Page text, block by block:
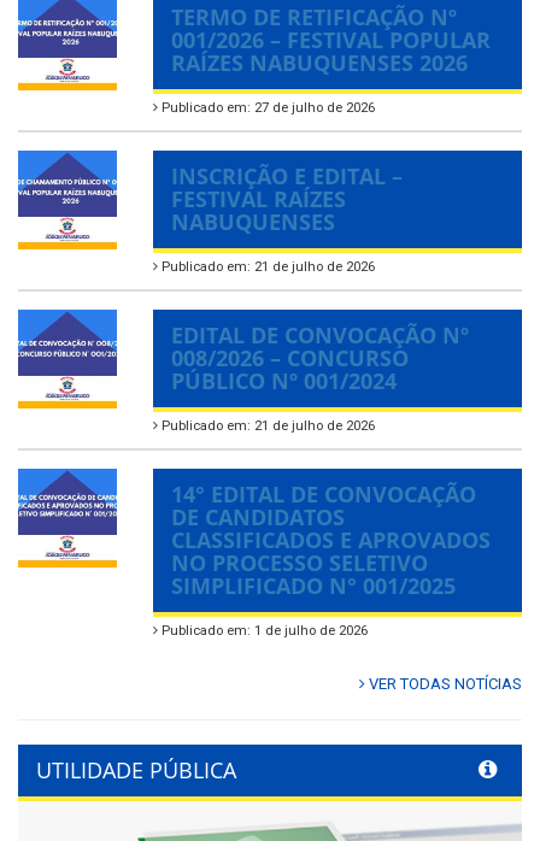
TERMO DE RETIFICAÇÃO Nº
001/2026 – FESTIVAL POPULAR
RAÍZES NABUQUENSES 2026
Publicado em: 27 de julho de 2026
INSCRIÇÃO E EDITAL –
FESTIVAL RAÍZES
NABUQUENSES
Publicado em: 21 de julho de 2026
EDITAL DE CONVOCAÇÃO Nº
008/2026 – CONCURSO
PÚBLICO Nº 001/2024
Publicado em: 21 de julho de 2026
14° EDITAL DE CONVOCAÇÃO
DE CANDIDATOS
CLASSIFICADOS E APROVADOS
NO PROCESSO SELETIVO
SIMPLIFICADO N° 001/2025
Publicado em: 1 de julho de 2026
VER TODAS NOTÍCIAS
UTILIDADE PÚBLICA